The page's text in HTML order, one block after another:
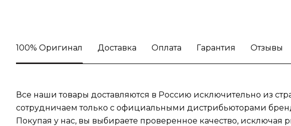
100% Оригинал Доставка Оплата Гарантия Отзывы
Все наши товары доставляются в Россию исключительно из
сотрудничаем только с официальными дистрибьюторами
Покупая у нас, вы выбираете проверенное качество,